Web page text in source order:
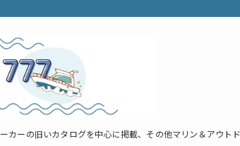
ーの旧いカタログを中心に掲載、その他マリン＆アウト